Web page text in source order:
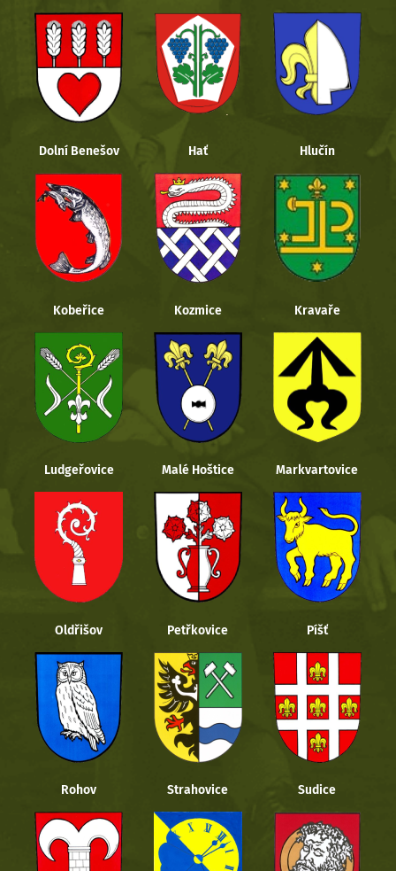
Dolní Benešov Hať Hlučín
Kobeřice Kozmice Kravaře
Ludgeřovice Malé Hoštice Markvartovice
Oldřišov Petřkovice Píšť
Rohov Strahovice Sudice